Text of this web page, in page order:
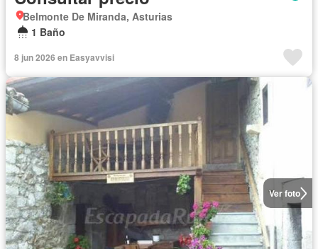
Belmonte De Miranda, Asturias
1 Baño
8 jun 2026 en Easyavvisi
Ver foto